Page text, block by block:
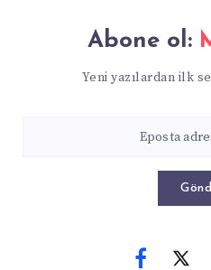
Abone ol:
Yeni yazılardan ilk